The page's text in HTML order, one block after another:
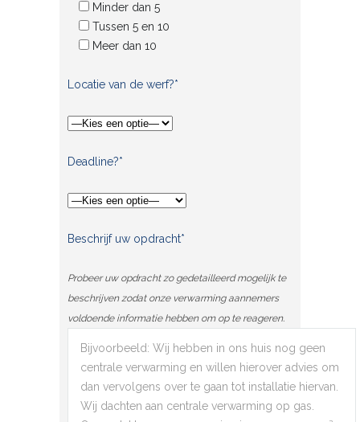
Minder dan 5
Tussen 5 en 10
Meer dan 10
Locatie van de werf?*
Deadline?*
Beschrijf uw opdracht*
Probeer uw opdracht zo gedetailleerd mogelijk te
beschrijven zodat onze verwarming aannemers
voldoende informatie hebben om op te reageren.